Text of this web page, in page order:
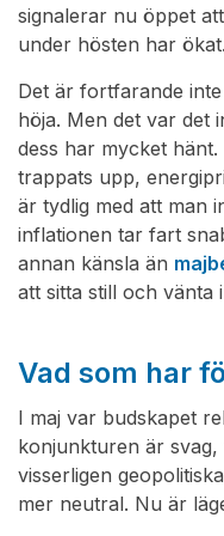
signalerar nu öppet
under hösten har ökat.
Det är fortfarande
höja. Men det var det
dess har mycket
trappats upp,
är tydlig med att man
inflationen tar fart
annan känsla än
att sitta still och vänta
Vad som har
I maj var budskapet
konjunkturen är svag,
visserligen
mer neutral. Nu är